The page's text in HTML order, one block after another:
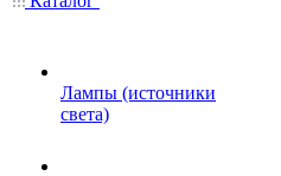
Лампы (источники
света)